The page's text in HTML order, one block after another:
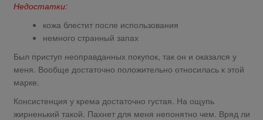
Недостатки:
кожа блестит после использования
немного странный запах
Был приступ неоправданных покупок, так он и оказался у
меня. Вообще достаточно положительно относилась к этой
марке.
Консистенция у крема достаточно густая. На ощупь
жирненький такой. Пахнет для меня непонятно чем. Вряд ли